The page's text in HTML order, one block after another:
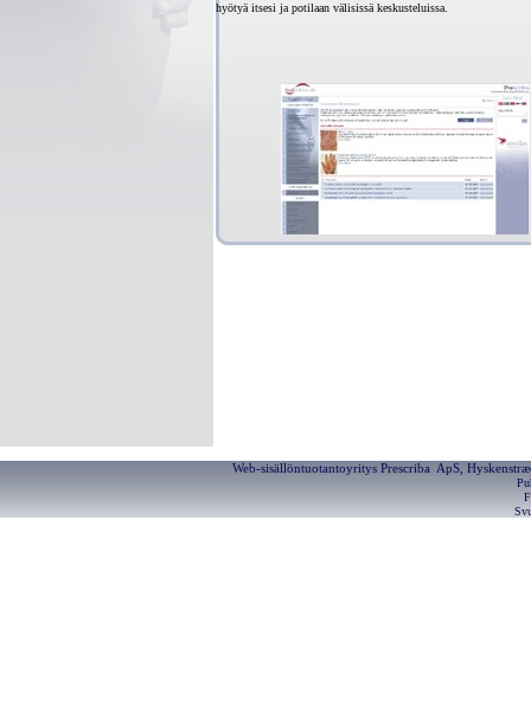
hyötyä itsesi ja potilaan välisissä keskusteluissa.
Web-sisällöntuotantoyritys Prescriba ApS,